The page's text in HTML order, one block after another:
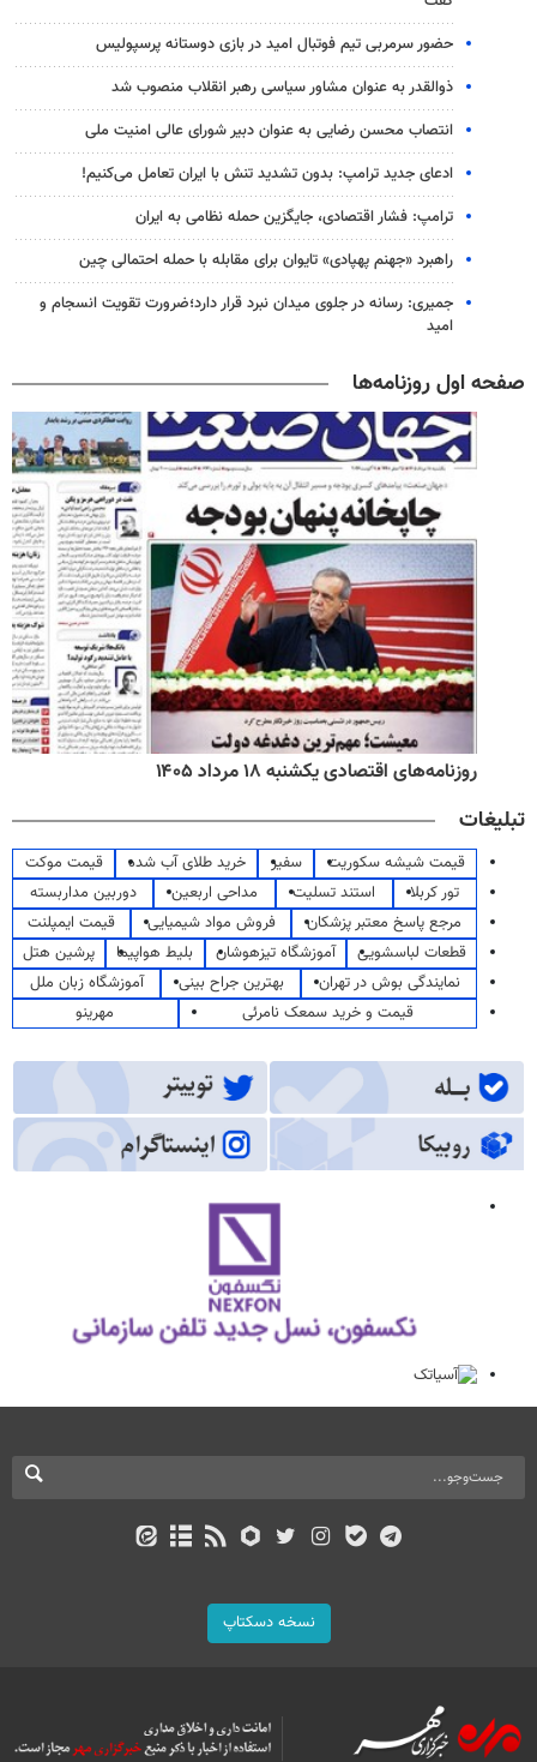
حضور سرمربی تیم فوتبال امید در بازی دوستانه پرسپولیس
ذوالقدر به عنوان مشاور سیاسی رهبر انقلاب منصوب شد
انتصاب محسن رضایی به عنوان دبیر شورای عالی امنیت ملی
ادعای جدید ترامپ: بدون تشدید تنش با ایران تعامل می‌کنیم!
ترامپ: فشار اقتصادی، جایگزین حمله نظامی به ایران
راهبرد «جهنم پهپادی» تایوان برای مقابله با حمله احتمالی چین
جمیری: رسانه‌ در جلوی میدان نبرد قرار دارد؛ضرورت تقویت انسجام و
امید
صفحه اول روزنامه‌ها
روزنامه‌های اقتصادی یکشنبه ۱۸ مرداد ۱۴۰۵
تبلیغات
قیمت شیشه سکوریت سفیر خرید طلای آب شده
قیمت موکت
تور کربلا
استند تسلیت مداحی اربعین
دوربین مداربسته
مرجع پاسخ معتبر پزشکان
فروش مواد شیمیایی
قیمت ایمپلنت
قطعات لباسشویی
آموزشگاه تیزهوشان بلیط هواپیما
پرشین هتل
نمایندگی بوش در تهران
بهترین جراح بینی
آموزشگاه زبان ملل
قیمت و خرید سمعک نامرئی
مهرینو
نسخه دسکتاپ